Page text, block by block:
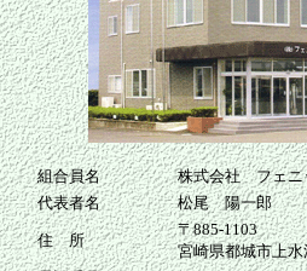
組合員名
株式会社 フェニ
代表者名
松尾 陽一郎
住 所
〒885-1103
宮崎県都城市上